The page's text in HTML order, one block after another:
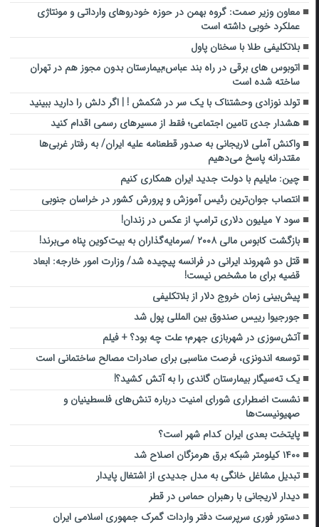
معاون وزیر صمت: گروه بهمن در حوزه خودروهای وارداتی و مونتاژی
عملکرد خوبی داشته است
بلاتکلیفی طلا با سخنان پاول
اتوبوس های برقی در راه بند عباس؛بیمارستان بدون مجوز هم در تهران
ساخته شده است
تولد نوزادی وحشتناک با یک سر در شکمش ! | اگر دلش را دارید ببینید
هشدار جدی تامین اجتماعی؛ فقط از مسیرهای رسمی اقدام کنید
واکنش آملی لاریجانی به صدور قطعنامه علیه ایران/ به رفتار غربی‌ها
مقتدرانه پاسخ می‌دهیم
چین: مایلیم با دولت جدید ایران همکاری کنیم
انتصاب جوان‌ترین رئیس آموزش و پرورش کشور در خراسان جنوبی
سود ۷ میلیون دلاری ترامپ از عکس در زندان!
بازگشت کابوس مالی ۲۰۰۸ /سرمایه‌گذاران به بیت‌کوین پناه می‌برند!
قتل دو شهروند ایرانی در فرانسه پیچیده شد/ وزارت امور خارجه: ابعاد
قضیه برای ما مشخص نیست!
پیش‌بینی زمان خروج دلار از بلاتکلیفی
جورجیوا رییس صندوق بین المللی پول شد
آتش‌سوزی در شهربازی جهرم؛ علت چه بود؟ + فیلم
توسعه اندونزی، فرصت مناسبی برای صادرات مصالح ساختمانی است
یک ته‌سیگار بیمارستان گاندی را به آتش کشید؟!
نشست اضطراری شورای امنیت درباره تنش‌های فلسطینیان و
صهیونیست‌ها
پایتخت بعدی ایران کدام شهر است؟
۱۴۰۰ کیلومتر شبکه برق هرمزگان اصلاح شد
تبدیل مشاغل خانگی به مدل جدیدی از اشتغال پایدار
دیدار لاریجانی با رهبران حماس در قطر
دستور فوری سرپرست دفتر واردات گمرک جمهوری اسلامی ایران